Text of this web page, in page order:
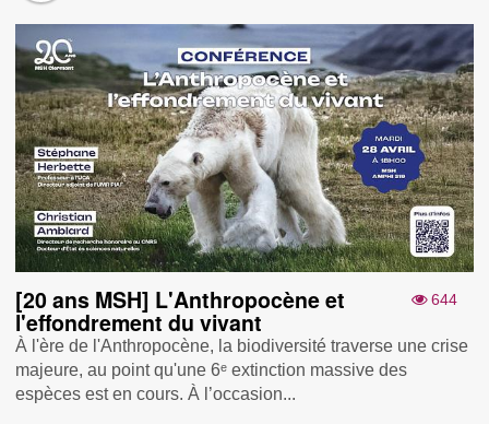
644
[20 ans MSH] L'Anthropocène et
l'effondrement du vivant
À l'ère de l'Anthropocène, la biodiversité traverse une crise
majeure, au point qu'une 6ᵉ extinction massive des
espèces est en cours. À l’occasion...